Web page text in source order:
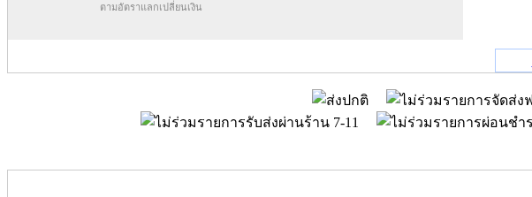
ตามอัตราแลกเปลี่ยนเงิน